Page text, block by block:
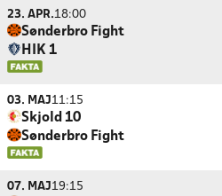
23. APR.18:00
Sønderbro Fight
HIK 1
03. MAJ11:15
Skjold 10
Sønderbro Fight
07. MAJ19:15